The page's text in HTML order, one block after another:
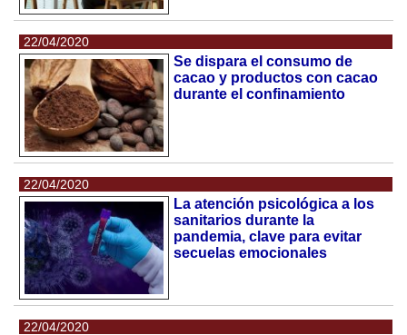
22/04/2020
Se dispara el consumo de
cacao y productos con cacao
durante el confinamiento
22/04/2020
La atención psicológica a los
sanitarios durante la
pandemia, clave para evitar
secuelas emocionales
22/04/2020